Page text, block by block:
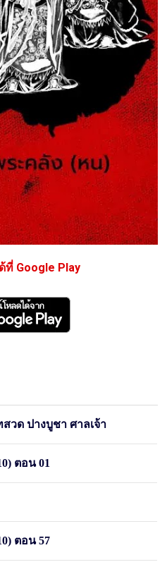
ที่ Google Play
วด ปางบูชา ศาลเจ้า
ตอน 01
ตอน 57